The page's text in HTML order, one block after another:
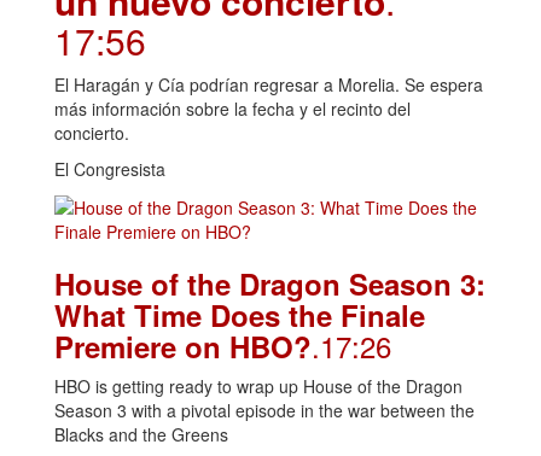
17:56
El Haragán y Cía podrían regresar a Morelia. Se espera
más información sobre la fecha y el recinto del
concierto.
El Congresista
House of the Dragon Season 3:
What Time Does the Finale
Premiere on HBO?.17:26
HBO is getting ready to wrap up House of the Dragon
Season 3 with a pivotal episode in the war between the
Blacks and the Greens